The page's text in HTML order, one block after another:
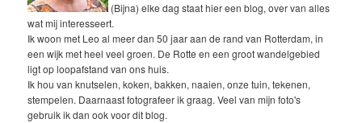
(Bijna) elke dag staat hier een blog, over van alles
wat mij interesseert.
Ik woon met Leo al meer dan 50 jaar aan de rand van Rotterdam, in
een wijk met heel veel groen. De Rotte en een groot wandelgebied
ligt op loopafstand van ons huis.
Ik hou van knutselen, koken, bakken, naaien, onze tuin, tekenen,
stempelen. Daarnaast fotografeer ik graag. Veel van mijn foto's
gebruik ik dan ook voor dit blog.